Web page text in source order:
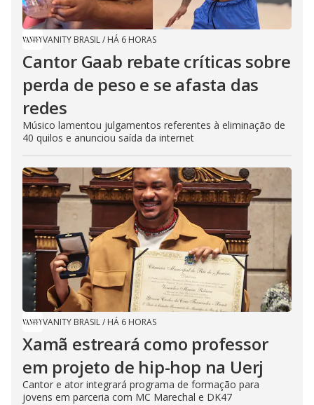
VANITY BRASIL/ HÁ 6 HORAS
Cantor Gaab rebate críticas sobre
perda de peso e se afasta das
redes
Músico lamentou julgamentos referentes à eliminação de
40 quilos e anunciou saída da internet
VANITY BRASIL/ HÁ 6 HORAS
Xamã estreará como professor
em projeto de hip-hop na Uerj
Cantor e ator integrará programa de formação para
jovens em parceria com MC Marechal e DK47